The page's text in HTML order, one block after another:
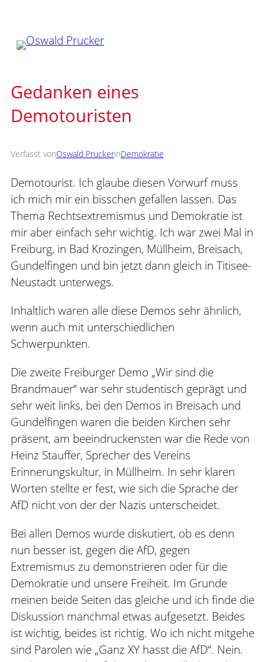
springen
Gedanken eines
Demotouristen
Verfasst vonOswald PruckerinDemokratie
Demotourist. Ich glaube diesen Vorwurf muss
ich mich mir ein bisschen gefallen lassen. Das
Thema Rechtsextremismus und Demokratie ist
mir aber einfach sehr wichtig. Ich war zwei Mal in
Freiburg, in Bad Krozingen, Müllheim, Breisach,
Gundelfingen und bin jetzt dann gleich in Titisee-
Neustadt unterwegs.
Inhaltlich waren alle diese Demos sehr ähnlich,
wenn auch mit unterschiedlichen
Schwerpunkten.
Die zweite Freiburger Demo „Wir sind die
Brandmauer“ war sehr studentisch geprägt und
sehr weit links, bei den Demos in Breisach und
Gundelfingen waren die beiden Kirchen sehr
präsent, am beeindruckensten war die Rede von
Heinz Stauffer, Sprecher des Vereins
Erinnerungskultur, in Müllheim. In sehr klaren
Worten stellte er fest, wie sich die Sprache der
AfD nicht von der der Nazis unterscheidet.
Bei allen Demos wurde diskutiert, ob es denn
nun besser ist, gegen die AfD, gegen
Extremismus zu demonstrieren oder für die
Demokratie und unsere Freiheit. Im Grunde
meinen beide Seiten das gleiche und ich finde die
Diskussion manchmal etwas aufgesetzt. Beides
ist wichtig, beides ist richtig. Wo ich nicht mitgehe
sind Parolen wie „Ganz XY hasst die AfD“. Nein.